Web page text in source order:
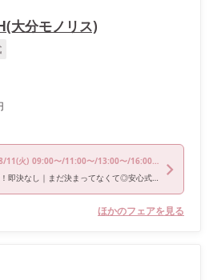
大分モノリス)
11(火) 09:00〜/11:00〜/13:00〜/16:00〜/18:00〜
お盆フェア開催！即決なし｜まだ決まってなくて◎安心式場相談会
ほかのフェアを見る